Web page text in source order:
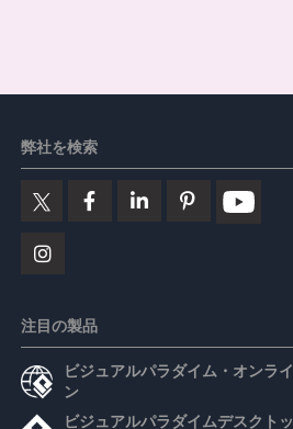
弊社を検索
注目の製品
ビジュアルパラダイム・オンライ
ン
ビジュアルパラダイムデスクトッ